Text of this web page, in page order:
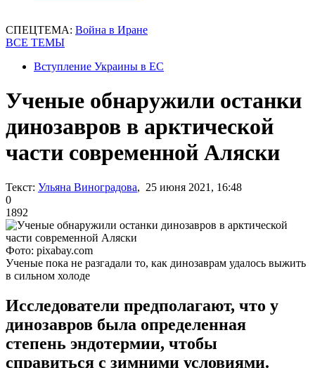
СПЕЦТЕМА: Война в Иране
ВСЕ ТЕМЫ
Вступление Украины в ЕС
Ученые обнаружили останки
динозавров в арктической
части современной Аляски
Текст: Ульяна Виноградова, 25 июня 2021, 16:48
0
1892
Фото: pixabay.com
Ученые пока не разгадали то, как динозаврам удалось выжить
в сильном холоде
Исследователи предполагают, что у
динозавров была определенная
степень эндотермии, чтобы
справиться с зимними условиями.